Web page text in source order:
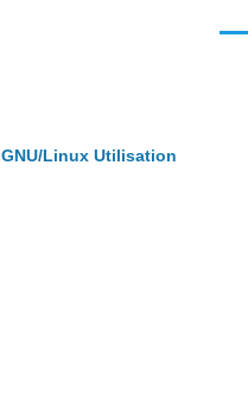
GNU/Linux Utilisation